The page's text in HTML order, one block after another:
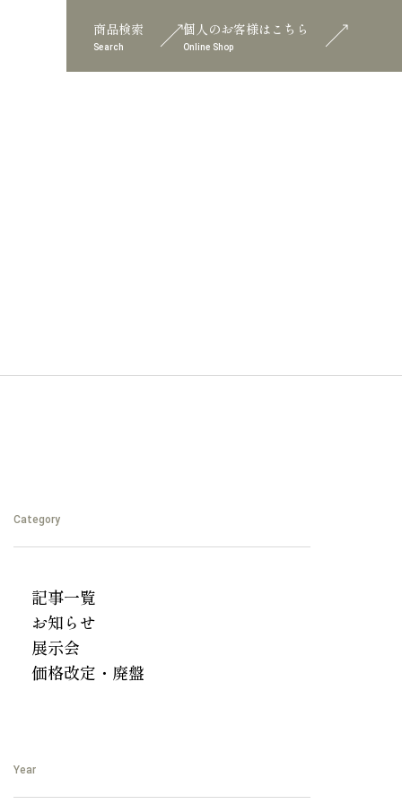
商品検索
Search
個人のお客様はこちら
Online Shop
Category
記事一覧
お知らせ
展示会
価格改定・廃盤
Year